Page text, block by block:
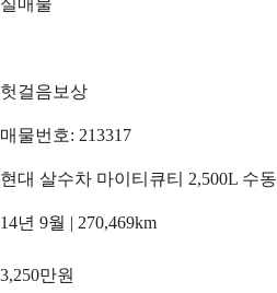
실매물
헛걸음보상
매물번호: 213317
현대 살수차 마이티큐티 2,500L 수동
14년 9월 | 270,469km
3,250만원